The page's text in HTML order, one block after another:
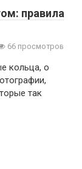
правила
66 просмотров
кольца, о
так